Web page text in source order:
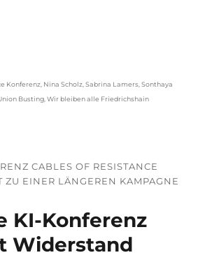
Konferenz Nina Scholz ,Sabrina Lamers ,Sonthaya
Busting ,Wir bleiben alle Friedrichshain
CABLES OF RESISTANCE
ZU EINER LÄNGEREN KAMPAGNE
KI-Konferenz
Widerstand